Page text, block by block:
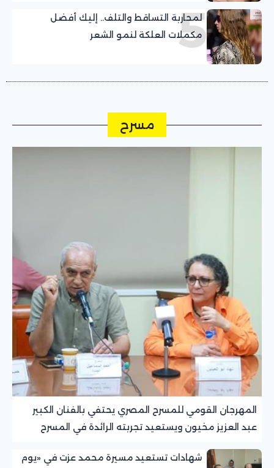
5
لمحاربة التساقط والتلف.. إليك أفضل
مكملات العلكة لنمو الشعر
مسرح
المهرجان القومي للمسرح المصري يحتفي بالفنان الكبير
عبد العزيز مخيون ويستعيد تجربته الرائدة في المسرح
شهادات تستعيد مسيرة محمد عزت في «يوم